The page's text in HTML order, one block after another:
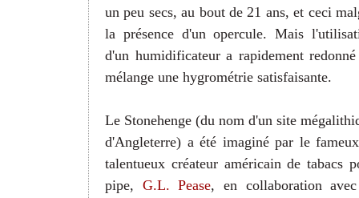
un peu secs, au bout de 21 ans, et ceci
la présence d'un opercule. Mais
d'un humidificateur a rapidement
mélange une hygrométrie satisfaisante.
Le Stonehenge (du nom d'un site
d'Angleterre) a été imaginé par le
talentueux créateur américain de tabacs
pipe, G.L. Pease, en collaboration